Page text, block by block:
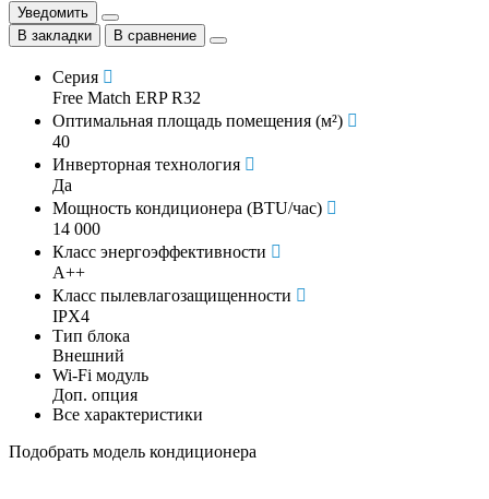
Уведомить
В закладки
В сравнение
Серия
Free Match ERP R32
Оптимальная площадь помещения (м²)
40
Инверторная технология
Да
Мощность кондиционера (BTU/час)
14 000
Класс энергоэффективности
A++
Класс пылевлагозащищенности
IPX4
Тип блока
Внешний
Wi-Fi модуль
Доп. опция
Все характеристики
Подобрать модель кондиционера